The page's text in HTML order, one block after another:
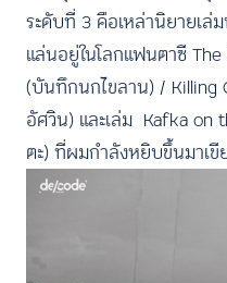
ระดับที่ 3 คือเหล่านิยายเล่
แล่นอยู่ในโลกแฟนตาซี
(บันทึกนกไขลาน) / Killing
อัศวิน) และเล่ม Kafka on
ตะ) ที่ผมกำลังหยิบขึ้นมาเ